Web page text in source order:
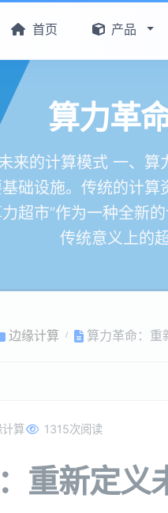
首页 产品
算力革
来的计算模式 一、
础设施。传统的计
超市”作为一种全新
传统意义上的
边缘计算 算力革命：重
算 1315次阅读
重新定义